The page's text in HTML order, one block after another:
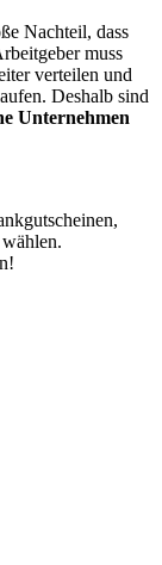
Nachteil, dass
muss
verteilen und
Deshalb sind
Unternehmen